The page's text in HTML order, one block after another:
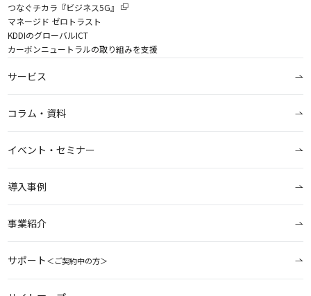
つなぐチカラ『ビジネス5G』
マネージド ゼロトラスト
KDDIのグローバルICT
カーボンニュートラルの取り組みを支援
サービス
コラム・資料
イベント・セミナー
導入事例
事業紹介
サポート＜ご契約中の方＞